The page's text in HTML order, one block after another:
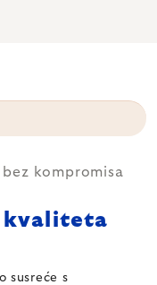
kompromisa
kvaliteta
susreće s